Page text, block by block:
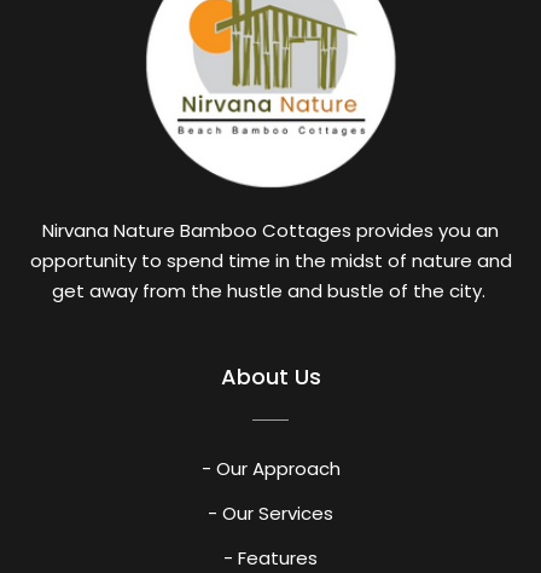
Nirvana Nature Bamboo Cottages provides you an
opportunity to spend time in the midst of nature and
get away from the hustle and bustle of the city.
About Us
- Our Approach
- Our Services
- Features